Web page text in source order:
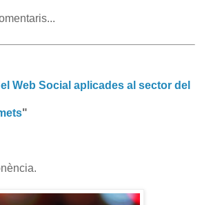
Web Social aplicades al sector del
"